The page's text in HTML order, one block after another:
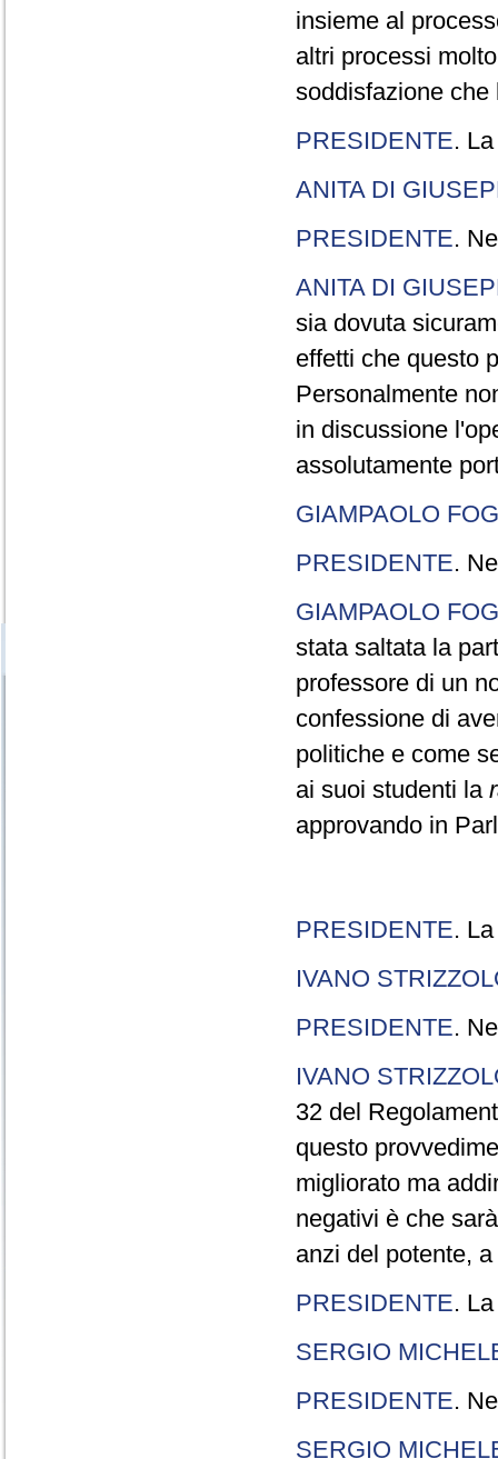
insieme al
altri processi
soddisfazione che
PRESIDENTE.
ANITA DI
PRESIDENTE.
ANITA DI
sia dovuta
effetti che questo
Personalmente
in discussione
assolutamente
GIAMPAOLO
PRESIDENTE.
GIAMPAOLO
stata saltata la
professore di un
confessione di
politiche e come
ai suoi studenti la
approvando in
PRESIDENTE.
IVANO
PRESIDENTE.
IVANO
32 del
questo
migliorato ma
negativi è che
anzi del potente,
PRESIDENTE.
SERGIO
PRESIDENTE.
SERGIO